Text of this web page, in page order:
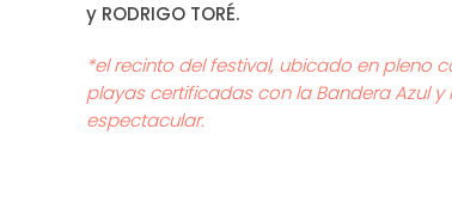
y RODRIGO TORÉ.
*el recinto del festival, ubicado en pleno
playas certificadas con la Bandera Azul y
espectacular.